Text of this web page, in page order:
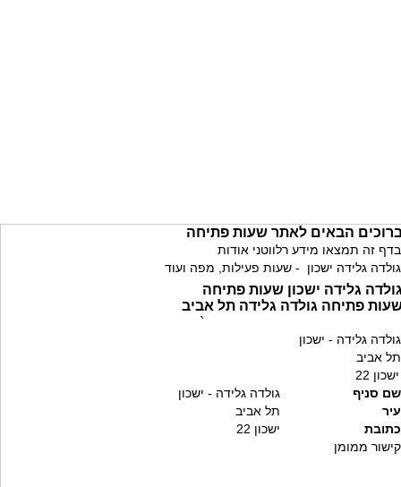
הבאים לאתר שעות פתיחה
בדף זה תמצאו מידע רלווטני אודות
גולדה גלידה ישכון - שעות פעילות, מפה ועוד
גלידה ישכון שעות פתיחה
פתיחה גולדה גלידה תל אביב
`
גולדה גלידה - ישכון
תל אביב
ישכון 22
שם סניף
גולדה גלידה - ישכון
עיר
תל אביב
כתובת
ישכון 22
קישור ממומן